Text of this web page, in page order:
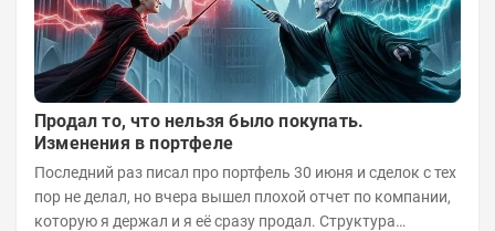
Продал то, что нельзя было покупать.
Изменения в портфеле
Последний раз писал про портфель 30 июня и сделок с тех
пор не делал, но вчера вышел плохой отчет по компании,
которую я держал и я её сразу продал. Структура